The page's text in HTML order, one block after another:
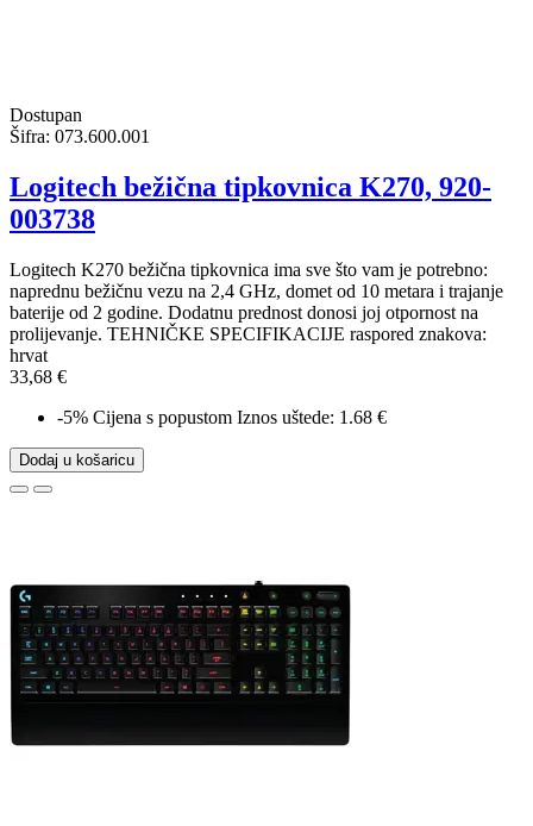
Dostupan
Šifra: 073.600.001
Logitech bežična tipkovnica K270, 920-
003738
Logitech K270 bežična tipkovnica ima sve što vam je potrebno:
naprednu bežičnu vezu na 2,4 GHz, domet od 10 metara i trajanje
baterije od 2 godine. Dodatnu prednost donosi joj otpornost na
prolijevanje. TEHNIČKE SPECIFIKACIJE raspored znakova:
hrvat
33,68 €
-5% Cijena s popustom Iznos uštede: 1.68 €
Dodaj u košaricu